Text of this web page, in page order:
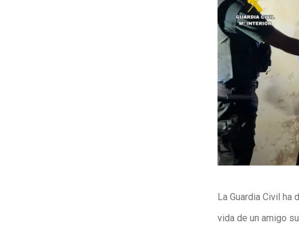
La Guardia Civil
vida de un amigo